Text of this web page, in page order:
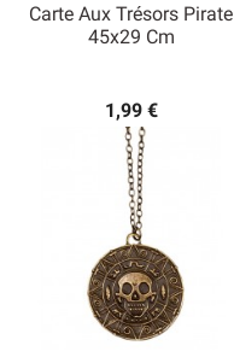
Carte Aux Trésors Pirate
45x29 Cm
1,99 €